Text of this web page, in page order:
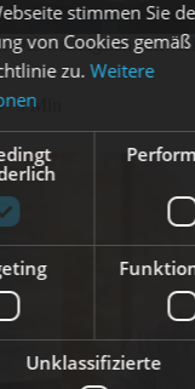
Die wichtigsten
5 Min
stimmen Sie
von Cookies
zu.Weitere
Unklassifizierte